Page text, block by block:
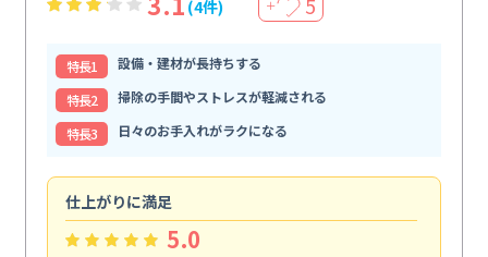
(4件) ＋ 5
特⻑1
設備・建材が長持ちする
特⻑2
掃除の手間やストレスが軽減される
特⻑3
日々のお手入れがラクになる
仕上がりに満足
5.0